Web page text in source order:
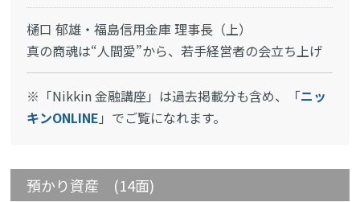
樋口 郁雄・福島信用金庫 理事長（上）
真の商魂は“人間愛”から、若手経営者の会立ち上げ
※「Nikkin 金融講座」は過去掲載分も含め、「ニッ
キンONLINE 」でご覧になれます。
預かり資産 (14面)